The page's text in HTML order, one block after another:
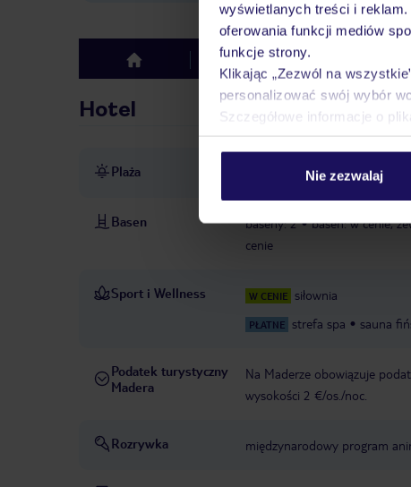
wyświetlanych treści i
oferowania funkcji mediów
funkcje strony.
Klikając „Zezwól na
personalizować swój wybór
Szczegółowe informacje o
Nie zezwalaj
top Hotel
Hotel
Plaża
Basen baseny: 2 basen: w cenie,
cenie
Sport i Wellness W CENIE siłownia
PŁATNE strefa spa sauna
Podatek turystyczny
Madera
Na Maderze obowiązuje
wysokości 2 €/os./noc.
Rozrywka międzynarodowy program